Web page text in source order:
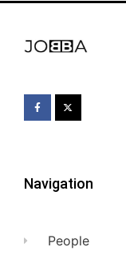
Navigation
People